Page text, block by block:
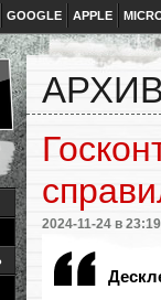
GOOGLE APPLE
2024-11-24 в 23:19